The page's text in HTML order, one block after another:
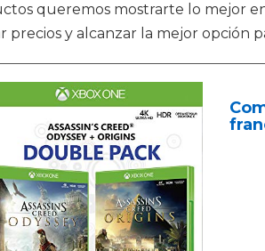
queremos mostrarte lo mejor
precios y alcanzar la mejor opción